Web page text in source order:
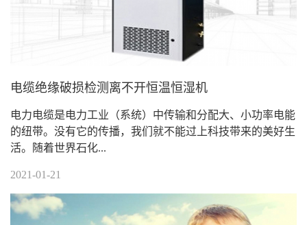
电缆绝缘破损检测离不开恒温恒湿机
电力电缆是电力工业（系统）中传输和分配大、小功率电能
的纽带。没有它的传播，我们就不能过上科技带来的美好生
活。随着世界石化...
2021-01-21